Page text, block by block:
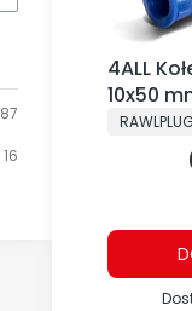
87
16
4ALL
10x50